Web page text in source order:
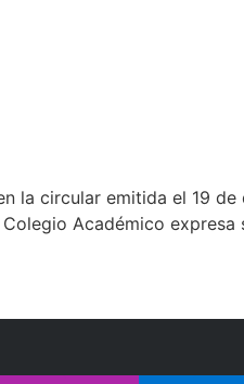
la circular emitida el 19
Académico expresa